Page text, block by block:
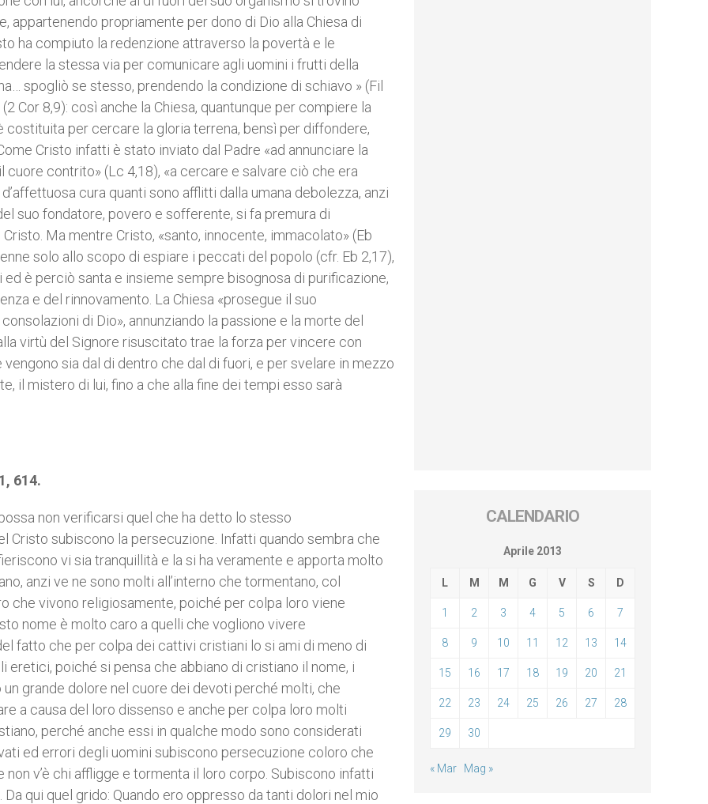
appartenendo propriamente per dono di Dio alla Chiesa di
ha compiuto la redenzione attraverso la povertà e le
la stessa via per comunicare agli uomini i frutti della
spogliò se stesso, prendendo la condizione di schiavo » (Fil
Cor 8,9): così anche la Chiesa, quantunque per compiere la
costituita per cercare la gloria terrena, bensì per diffondere,
Cristo infatti è stato inviato dal Padre «ad annunciare la
cuore contrito» (Lc 4,18), «a cercare e salvare ciò che era
cura quanti sono afflitti dalla umana debolezza, anzi
suo fondatore, povero e sofferente, si fa premura di
Ma mentre Cristo, «santo, innocente, immacolato» (Eb
solo allo scopo di espiare i peccati del popolo (cfr. Eb 2,17),
è perciò santa e insieme sempre bisognosa di purificazione,
e del rinnovamento. La Chiesa «prosegue il suo
di Dio», annunziando la passione e la morte del
virtù del Signore risuscitato trae la forza per vincere con
sia dal di dentro che dal di fuori, e per svelare in mezzo
il mistero di lui, fino a che alla fine dei tempi esso sarà
614.
non verificarsi quel che ha detto lo stesso
Cristo subiscono la persecuzione. Infatti quando sembra che
vi sia tranquillità e la si ha veramente e apporta molto
anzi ve ne sono molti all’interno che tormentano, col
che vivono religiosamente, poiché per colpa loro viene
nome è molto caro a quelli che vogliono vivere
fatto che per colpa dei cattivi cristiani lo si ami di meno di
poiché si pensa che abbiano di cristiano il nome, i
grande dolore nel cuore dei devoti perché molti, che
a causa del loro dissenso e anche per colpa loro molti
perché anche essi in qualche modo sono considerati
ed errori degli uomini subiscono persecuzione coloro che
v’è chi affligge e tormenta il loro corpo. Subiscono infatti
qui quel grido: Quando ero oppresso da tanti dolori nel mio
CALENDARIO
Aprile 2013
L M M G V S D
1 2 3 4 5 6 7
8 9 10 11 12 13 14
15 16 17 18 19 20 21
22 23 24 25 26 27 28
29 30
« Mar Mag »